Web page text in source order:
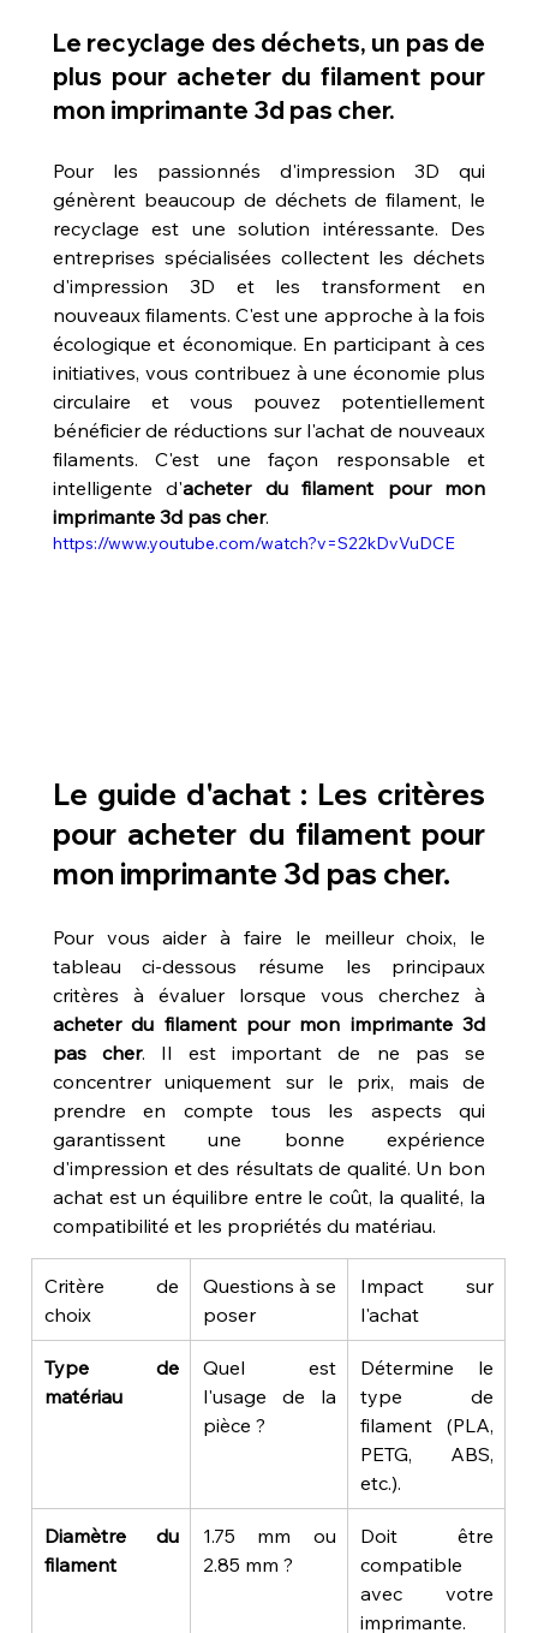
Le recyclage des déchets, un pas de
plus pour acheter du filament pour
mon imprimante 3d pas cher.
Pour les passionnés d'impression 3D qui
génèrent beaucoup de déchets de filament, le
recyclage est une solution intéressante. Des
entreprises spécialisées collectent les déchets
d'impression 3D et les transforment en
nouveaux filaments. C'est une approche à la fois
écologique et économique. En participant à ces
initiatives, vous contribuez à une économie plus
circulaire et vous pouvez potentiellement
bénéficier de réductions sur l'achat de nouveaux
filaments. C'est une façon responsable et
intelligente d'acheter du filament pour mon
imprimante 3d pas cher.
https://www.youtube.com/watch?v=S22kDvVuDCE
Le guide d'achat : Les critères
pour acheter du filament pour
mon imprimante 3d pas cher.
Pour vous aider à faire le meilleur choix, le
tableau ci-dessous résume les principaux
acheter du filament pour mon imprimante 3d
pas cher. Il est important de ne pas se
concentrer uniquement sur le prix, mais de
prendre en compte tous les aspects qui
garantissent une bonne expérience
d'impression et des résultats de qualité. Un bon
achat est un équilibre entre le coût, la qualité, la
compatibilité et les propriétés du matériau.
Critère de
choix
Questions à se
poser
Impact sur
l'achat
Type de
matériau
Quel est
l'usage de la
pièce ?
Détermine le
type de
filament (PLA,
PETG, ABS,
etc.).
Diamètre du
filament
1.75 mm ou
2.85 mm ?
Doit être
compatible
avec votre
imprimante.